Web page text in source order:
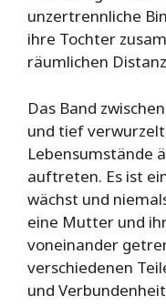
unzertrennliche
ihre Tochter
räumlichen
Das Band
und tief
Lebensumstände
auftreten. Es ist
wächst und
eine Mutter und
voneinander
verschiedenen
und